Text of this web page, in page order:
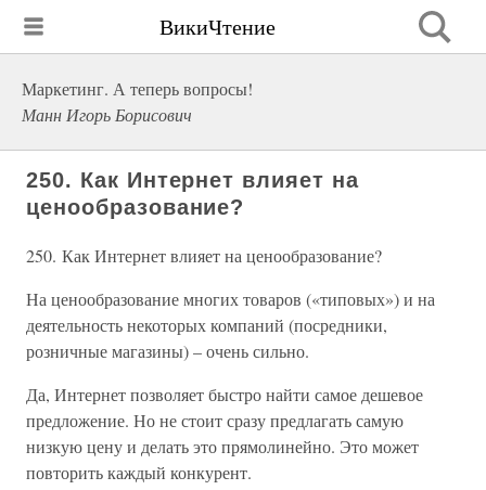
ВикиЧтение
Маркетинг. А теперь вопросы!
Манн Игорь Борисович
250. Как Интернет влияет на
ценообразование?
250. Как Интернет влияет на ценообразование?
На ценообразование многих товаров («типовых») и на
деятельность некоторых компаний (посредники,
розничные магазины) – очень сильно.
Да, Интернет позволяет быстро найти самое дешевое
предложение. Но не стоит сразу предлагать самую
низкую цену и делать это прямолинейно. Это может
повторить каждый конкурент.